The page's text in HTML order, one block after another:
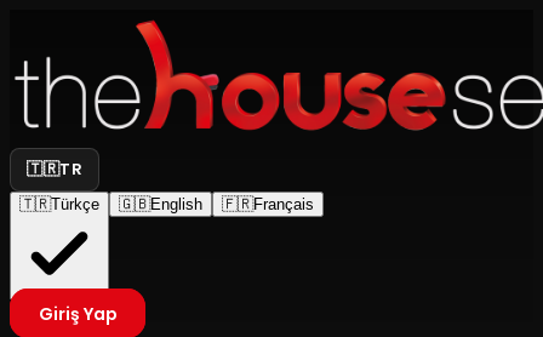
🇹🇷TR
🇹🇷Türkçe 🇬🇧English 🇫🇷Français
Giriş Yap